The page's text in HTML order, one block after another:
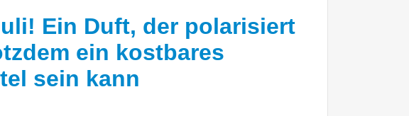
Ein Duft, der polarisiert
ein kostbares
sein kann